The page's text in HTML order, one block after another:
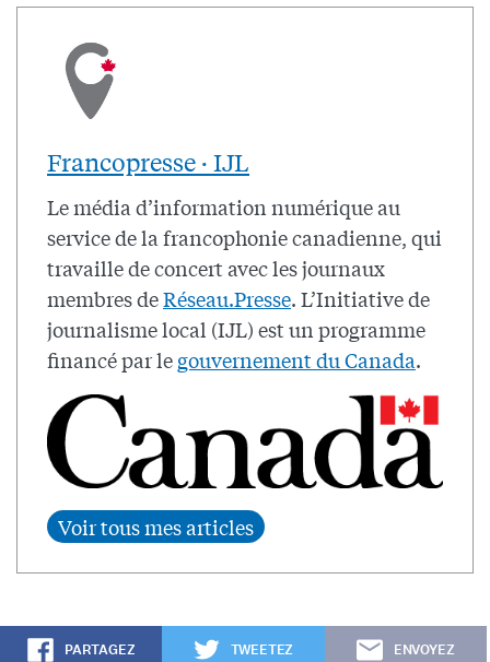
Francopresse · IJL
Le média d’information numérique au
service de la francophonie canadienne, qui
travaille de concert avec les journaux
membres deRéseau.Presse. L’Initiative de
journalisme local (IJL) est un programme
financé par legouvernement du Canada.
PARTAGEZ TWEETEZ ENVOYEZ